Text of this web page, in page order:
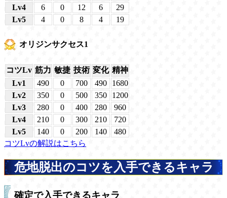
Lv4
6 0 12 6
29
Lv5
4 0 8 4 19
オリジンサクセス1
コツLv 筋力 敏捷 技術 変化 精神
Lv1
490 0 700 490
1680
Lv2
350 0 500 350
1200
Lv3
280 0 400 280
960
Lv4
210 0 300 210
720
Lv5
140 0 200 140
480
コツLvの解説はこちら
危地脱出のコツを入手できるキャラ
確定で入手できるキャラ